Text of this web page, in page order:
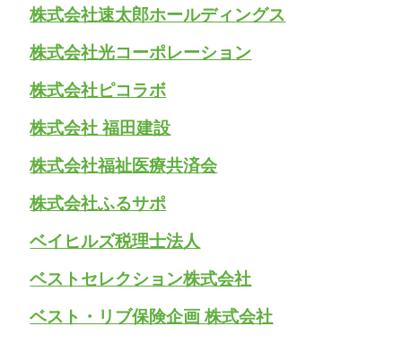
株式会社速太郎ホールディングス
株式会社光コーポレーション
株式会社ピコラボ
株式会社 福田建設
株式会社福祉医療共済会
株式会社ふるサポ
ベイヒルズ税理士法人
ベストセレクション株式会社
ベスト・リブ保険企画 株式会社